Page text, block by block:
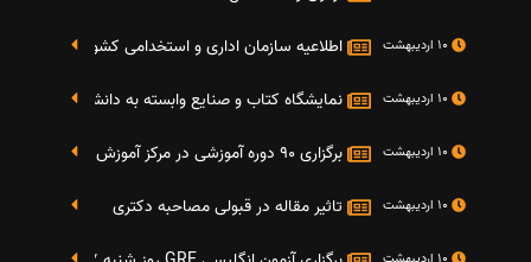
اطلاعیه سازمان اداری و استخدامی کشور در خصوص
نمایشگاه کتاب و صنایع وابسته به دانشگاه صنعتی شریف 4 الی 8 مهر
برگزاری 90 دوره آموزشی در مرکز آموزش فرهنگی دانشگاه علامه
تاثیر مقاله در قبولی مصاحبه دکتری